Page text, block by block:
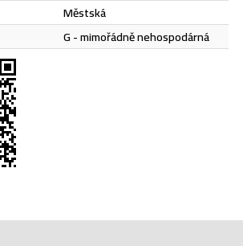
městská
G - mimořádně nehospodárná